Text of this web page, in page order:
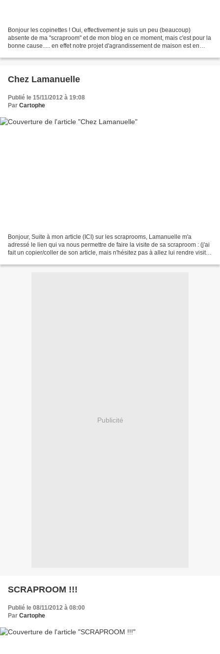
Bonjour les copinettes ! Oui, effectivement je suis un peu (beaucoup)
absente de ma "scraproom" et de mon blog en ce moment, mais c'est pour la
bonne cause..... en effet notre projet d'agrandissement de maison est en
Chez Lamanuelle
Publié le 15/11/2012 à 19:08
Par Cartophe
Bonjour, Suite à mon article (ICI) sur les scraprooms, Lamanuelle m'a
adressé le lien qui va nous permettre de faire la visite de sa scraproom : (j'ai
fait un copier/coller de son article, mais n'hésitez pas à allez lui rendre visite :
Publicité
SCRAPROOM !!!
Publié le 08/11/2012 à 08:00
Par Cartophe